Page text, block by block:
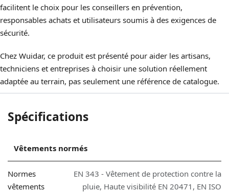
facilitent le choix pour les conseillers en prévention,
responsables achats et utilisateurs soumis à des exigences de
sécurité.
Chez Wuidar, ce produit est présenté pour aider les artisans,
techniciens et entreprises à choisir une solution réellement
adaptée au terrain, pas seulement une référence de catalogue.
Spécifications
Vêtements normés
Normes
vêtements
EN 343 - Vêtement de protection contre la
pluie, Haute visibilité EN 20471 , EN ISO